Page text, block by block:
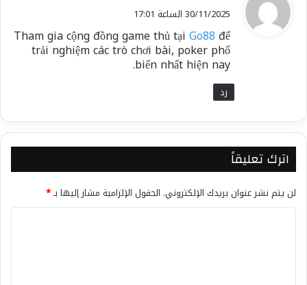
ق
ل
30/11/2025 الساعة 17:01
Tham gia cộng đồng game thủ tạiGo88 để
trải nghiệm các trò chơi bài, poker phổ
biến nhất hiện nay.
رد
اترك تعليقاً
لن يتم نشر عنوان بريدك الإلكتروني. الحقول الإلزامية مشار إليها بـ*